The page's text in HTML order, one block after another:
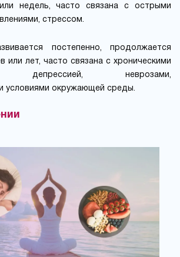
недель, часто связана с острыми
стрессом.
постепенно, продолжается
или лет, часто связана с хроническими
депрессией, неврозами,
условиями окружающей среды.